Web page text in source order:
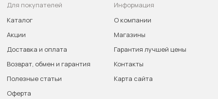
Для покупателей
Каталог
Акции
Доставка и оплата
Возврат, обмен и гарантия
Полезные статьи
Оферта
Информация
О компании
Магазины
Гарантия лучшей цены
Контакты
Карта сайта